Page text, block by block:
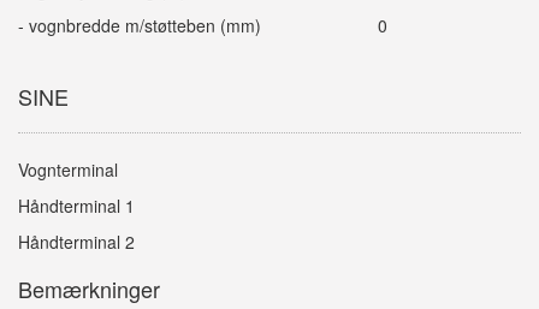
- vognbredde m/støtteben (mm)
0
SINE
Vognterminal
Håndterminal 1
Håndterminal 2
Bemærkninger